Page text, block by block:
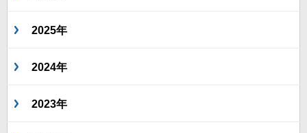
2025年
2024年
2023年